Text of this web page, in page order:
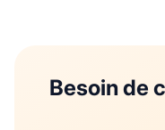
Besoin de